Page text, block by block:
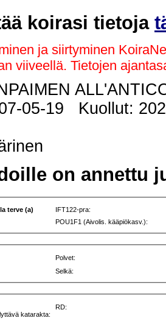
koirasi tietoja
ja siirtyminen
viiveellä. Tietojen
05-19 Kuollut:
on annettu
terve (a)
IFT122-pra:
POU1F1 (Aivolis. kääpiökasv.):
Polvet:
Selkä:
katarakta:
RD: